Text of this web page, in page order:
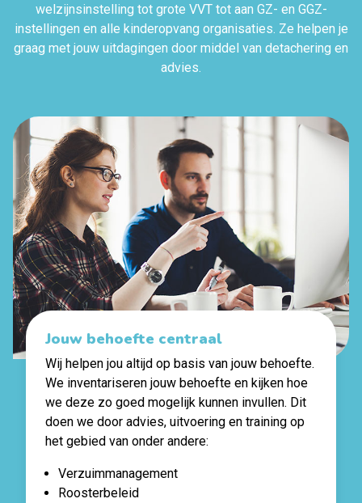
welzijnsinstelling tot grote VVT tot aan GZ- en GGZ-
instellingen en alle kinderopvang organisaties. Ze helpen je
graag met jouw uitdagingen door middel van detachering en
advies.
Jouw behoefte centraal
Wij helpen jou altijd op basis van jouw behoefte.
We inventariseren jouw behoefte en kijken hoe
we deze zo goed mogelijk kunnen invullen. Dit
doen we door advies, uitvoering en training op
het gebied van onder andere:
Verzuimmanagement
Roosterbeleid